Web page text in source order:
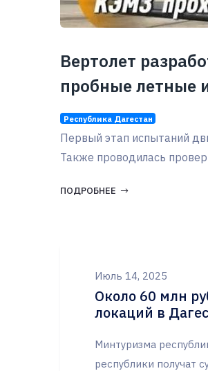
Вертолет
пробные летные
Республика Дагестан
Первый этап испытаний
Также проводилась
ПОДРОБНЕЕ
Июль 14, 2025
Около 60 млн
локаций в
Минтуризма
республики получат